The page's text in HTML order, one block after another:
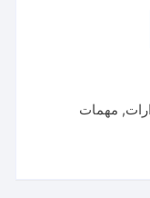
, مهمات